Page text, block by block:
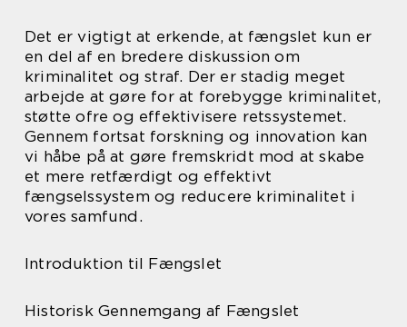
Det er vigtigt at erkende, at fængslet kun er
en del af en bredere diskussion om
kriminalitet og straf. Der er stadig meget
arbejde at gøre for at forebygge kriminalitet,
støtte ofre og effektivisere retssystemet.
Gennem fortsat forskning og innovation kan
vi håbe på at gøre fremskridt mod at skabe
et mere retfærdigt og effektivt
fængselssystem og reducere kriminalitet i
vores samfund.
Introduktion til Fængslet
Historisk Gennemgang af Fængslet